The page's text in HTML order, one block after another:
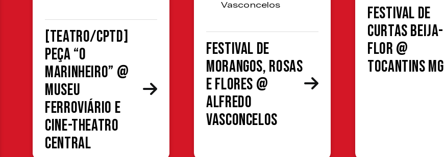
[TEATRO/CPTD]
Peça “O
Marinheiro” @
Museu
Ferroviário e
Cine-Theatro
Central
Vasconcelos
Festival de
Morangos, Rosas
e Flores @
Alfredo
Vasconcelos
Festival de
Curtas Beija-
Flor @
Tocantins MG